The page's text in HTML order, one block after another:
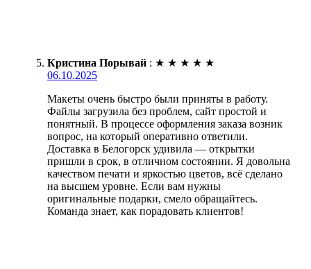
Кристина Порывай : ★ ★ ★ ★ ★
06.10.2025
Макеты очень быстро были приняты в работу.
Файлы загрузила без проблем, сайт простой и
понятный. В процессе оформления заказа возник
вопрос, на который оперативно ответили.
Доставка в Белогорск удивила — открытки
пришли в срок, в отличном состоянии. Я довольна
качеством печати и яркостью цветов, всё сделано
на высшем уровне. Если вам нужны
оригинальные подарки, смело обращайтесь.
Команда знает, как порадовать клиентов!